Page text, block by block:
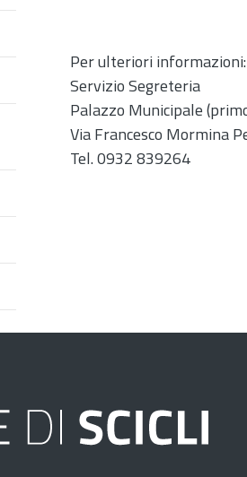
Per ulteriori informazioni:
Servizio Segreteria
Palazzo Municipale
Via Francesco Mormina
Tel. 0932 839264